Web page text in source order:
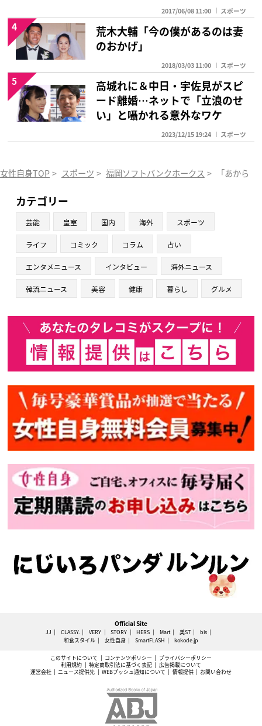
2017/06/08 11:00 スポーツ
荒木大輔「今の僕があるのは妻
のおかげ」
2018/03/03 11:00 スポーツ
4
高城れに＆中日・宇佐見がスピ
ード離婚…ネットで「立浪のせ
い」と囁かれる意外なワケ
2023/12/15 19:24 スポーツ
5
女性自身TOP > スポーツ > 福岡ソフトバンクホークス > 「あから
カテゴリー
芸能 皇室 国内 海外 スポーツ
ライフ コミック コラム 占い
エンタメニュース インタビュー 海外ニュース
韓流ニュース 美容 健康 暮らし グルメ
Official Site
JJ CLASSY. VERY STORY HERS Mart 美ST
bis
和食スタイル
女性自身 SmartFLASH kokode.jp
このサイトについて コンテンツポリシー
プライバシーポリシー
利用規約
特定商取引法に基づく表記
広告掲載について
運営会社
ニュース提供先 WEBプッシュ通知について 情報提供 お問い合わせ